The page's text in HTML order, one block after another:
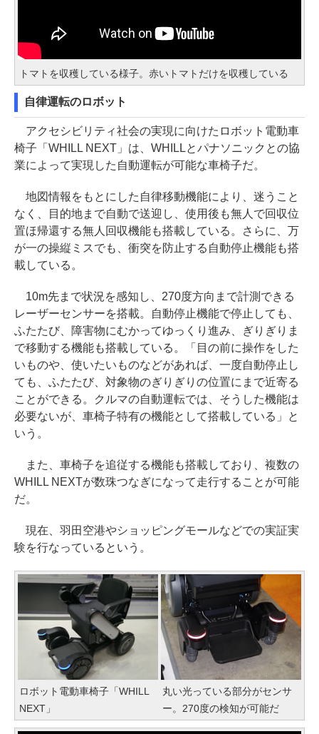
トマトを収穫している様子。赤いトマトだけを収穫している
自律運転のロボット
アクセシビリティ社会の実現に向けたロボット電動車
椅子「WHILL NEXT」は、WHILLとパナソニックとの協
業によって実現した自動運転が可能な車椅子だ。
地図情報をもとにした自律移動機能により、迷うこと
なく、目的地まで自動で送迎し、使用後も無人で回収位
置ほ帰還する無人回収機能も搭載している。さらに、万
が一の操縦ミスでも、衝突を防止する自動停止機能も搭
載している。
10m先まで状況を感知し、270度方向まで計測できる
レーザーセンサーを搭載。自動停止機能で停止しても、
ふたたび、障害物にむかってゆっくり進み、ぎりぎりま
で移動する機能も搭載している。「目の前に操作をした
いものや、使いたいものなどがあれば、一度自動停止し
ても、ふたたび、対象物のぎりぎりの位置にまで近寄る
ことができる。クルマの自動運転では、そうした機能は
必要ないが、車椅子特有の機能として搭載している」と
いう。
また、車椅子を追従する機能も搭載しており、複数の
WHILL NEXTが数珠つなぎになって走行することが可能
だ。
現在、羽田空港やショッピングモールなどでの実証実
験を行なっているという。
ロボット電動車椅子「WHILL
NEXT」
丸い光っている部分がセンサ
ー。270度の検知が可能だ